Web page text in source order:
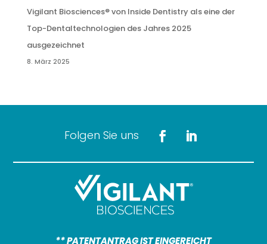
Vigilant Biosciences® von Inside Dentistry als eine der
Top-Dentaltechnologien des Jahres 2025
ausgezeichnet
8. März 2025
Folgen Sie uns
** PATENTANTRAG IST EINGEREICHT